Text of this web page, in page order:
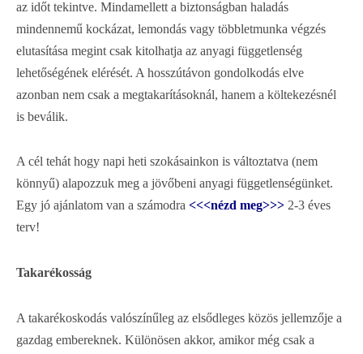
az időt tekintve. Mindamellett a biztonságban haladás
mindennemű kockázat, lemondás vagy többletmunka végzés
elutasítása megint csak kitolhatja az anyagi függetlenség
lehetőségének elérését. A hosszútávon gondolkodás elve
azonban nem csak a megtakarításoknál, hanem a költekezésnél
is beválik.
A cél tehát hogy napi heti szokásainkon is változtatva (nem
könnyű) alapozzuk meg a jövőbeni anyagi függetlenségünket.
Egy jó ajánlatom van a számodra <<<nézd meg>>> 2-3 éves
terv!
Takarékosság
A takarékoskodás valószínűleg az elsődleges közös jellemzője a
gazdag embereknek. Különösen akkor, amikor még csak a